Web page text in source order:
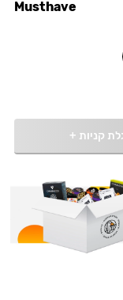
Musthave
קניות +